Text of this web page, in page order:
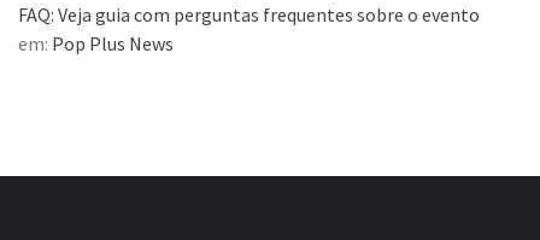
FAQ: Veja guia com perguntas frequentes sobre o evento
em: Pop Plus News